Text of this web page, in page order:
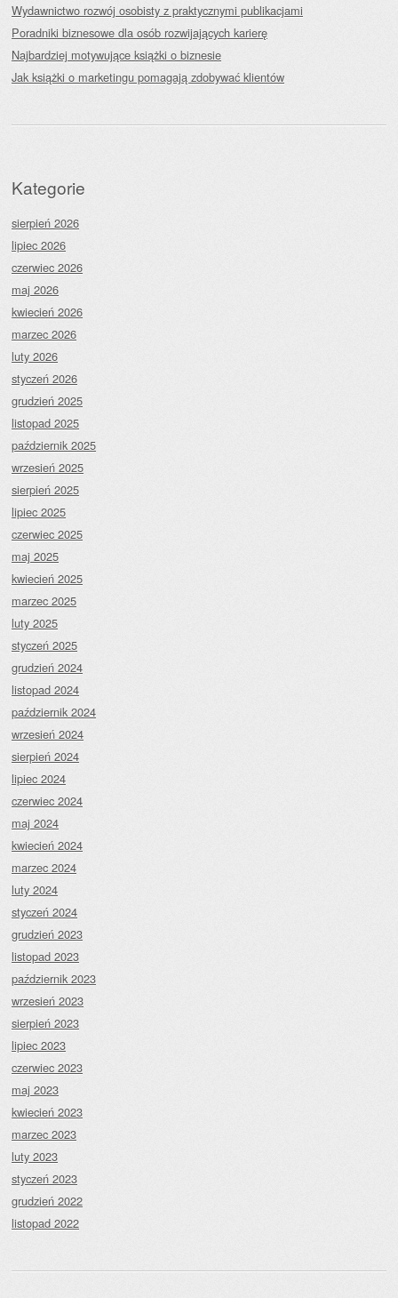
Wydawnictwo rozwój osobisty z praktycznymi publikacjami
Poradniki biznesowe dla osób rozwijających karierę
Najbardziej motywujące książki o biznesie
Jak książki o marketingu pomagają zdobywać klientów
Kategorie
sierpień 2026
lipiec 2026
czerwiec 2026
maj 2026
kwiecień 2026
marzec 2026
luty 2026
styczeń 2026
grudzień 2025
listopad 2025
październik 2025
wrzesień 2025
sierpień 2025
lipiec 2025
czerwiec 2025
maj 2025
kwiecień 2025
marzec 2025
luty 2025
styczeń 2025
grudzień 2024
listopad 2024
październik 2024
wrzesień 2024
sierpień 2024
lipiec 2024
czerwiec 2024
maj 2024
kwiecień 2024
marzec 2024
luty 2024
styczeń 2024
grudzień 2023
listopad 2023
październik 2023
wrzesień 2023
sierpień 2023
lipiec 2023
czerwiec 2023
maj 2023
kwiecień 2023
marzec 2023
luty 2023
styczeń 2023
grudzień 2022
listopad 2022